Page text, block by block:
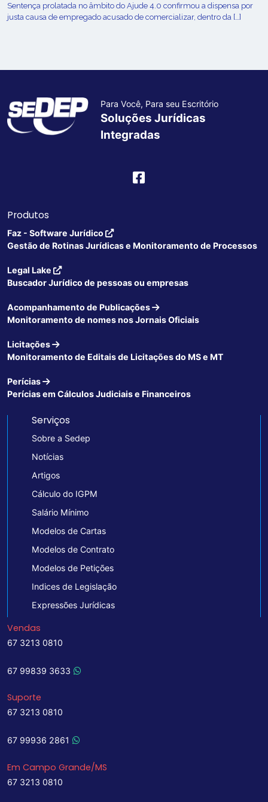
Sentença prolatada no âmbito do Ajude 4.0 confirmou a dispensa por
justa causa de empregado acusado de comercializar, dentro da […]
Para Você, Para seu Escritório
Soluções Jurídicas
Integradas
Produtos
Faz - Software Jurídico
Gestão de Rotinas Jurídicas e Monitoramento de Processos
Legal Lake
Buscador Jurídico de pessoas ou empresas
Acompanhamento de Publicações
Monitoramento de nomes nos Jornais Oficiais
Licitações
Monitoramento de Editais de Licitações do MS e MT
Perícias
Perícias em Cálculos Judiciais e Financeiros
Serviços
Sobre a Sedep
Notícias
Artigos
Cálculo do IGPM
Salário Mínimo
Modelos de Cartas
Modelos de Contrato
Modelos de Petições
Indices de Legislação
Expressões Jurídicas
Vendas
67 3213 0810
67 99839 3633
Suporte
67 3213 0810
67 99936 2861
Em Campo Grande/MS
67 3213 0810